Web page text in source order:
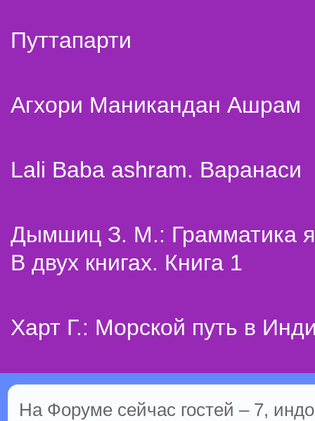
Путтапарти
Агхори Маникандан Ашрам
Lali Baba ashram. Варанаси
Дымшиц З. М.: Грамматика
В двух книгах. Книга 1
Харт Г.: Морской путь в
На Форуме сейчас гостей – 7,